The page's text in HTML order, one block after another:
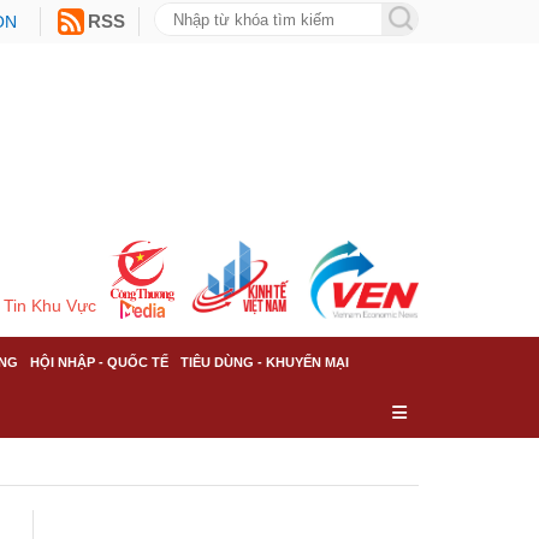
RSS
Tin Khu Vực
HỘI NHẬP - QUỐC TẾ TIÊU DÙNG - KHUYẾN MẠI